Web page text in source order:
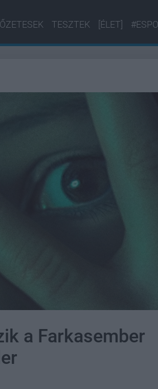
TESZTEK [ÉLET]
a Farkasember